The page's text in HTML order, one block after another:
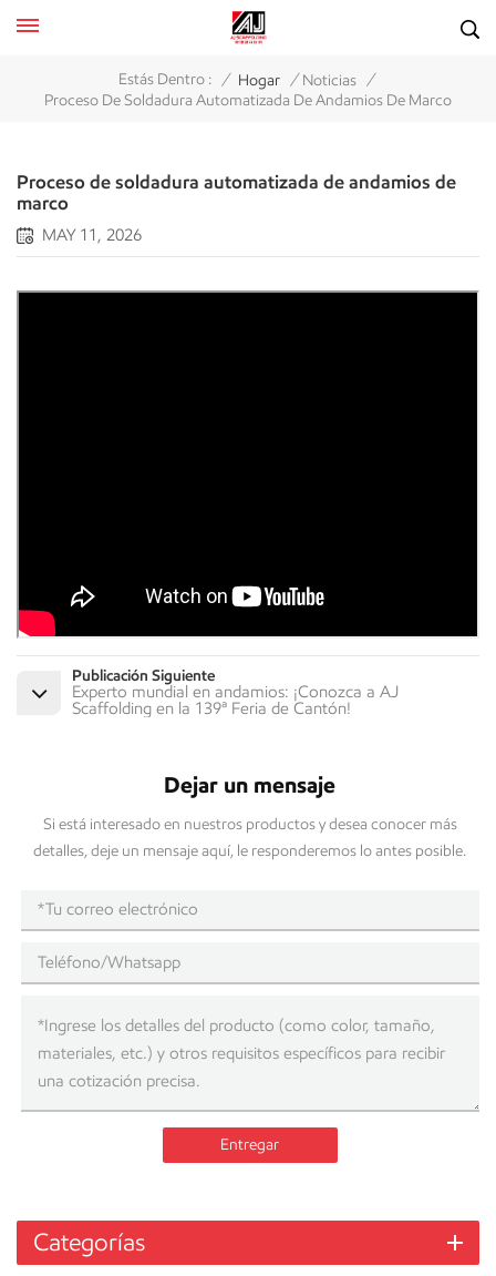
Estás Dentro : / Hogar / Noticias /
Proceso De Soldadura Automatizada De Andamios De Marco
Proceso de soldadura automatizada de andamios de
marco
MAY 11, 2026
Publicación Siguiente
Experto mundial en andamios: ¡Conozca a AJ
Scaffolding en la 139ª Feria de Cantón!
Dejar un mensaje
Si está interesado en nuestros productos y desea conocer más
detalles, deje un mensaje aquí, le responderemos lo antes posible.
Entregar
Categorías